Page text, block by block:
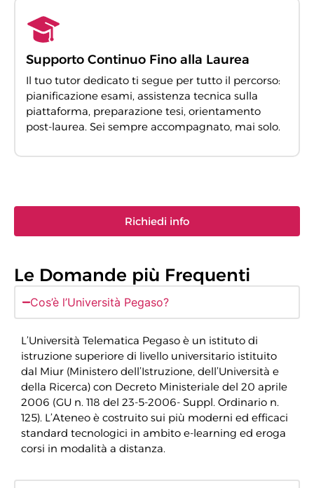
Supporto Continuo Fino alla Laurea
Il tuo tutor dedicato ti segue per tutto il percorso:
pianificazione esami, assistenza tecnica sulla
piattaforma, preparazione tesi, orientamento
post-laurea. Sei sempre accompagnato, mai solo.
Richiedi info
Le Domande più Frequenti
Cos’è l’Università Pegaso?
L’Università Telematica Pegaso è un istituto di
istruzione superiore di livello universitario istituito
dal Miur (Ministero dell’Istruzione, dell’Università e
della Ricerca) con Decreto Ministeriale del 20 aprile
2006 (GU n. 118 del 23-5-2006- Suppl. Ordinario n.
125). L’Ateneo è costruito sui più moderni ed efficaci
standard tecnologici in ambito e-learning ed eroga
corsi in modalità a distanza.